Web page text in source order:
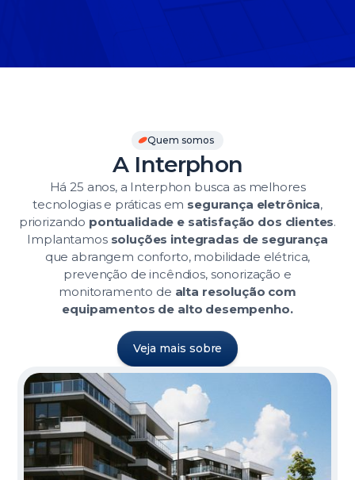
Quem somos
A Interphon
Há 25 anos, a Interphon busca as melhores
tecnologias e práticas em segurança eletrônica,
priorizando pontualidade e satisfação dos clientes.
Implantamos soluções integradas de segurança
que abrangem conforto, mobilidade elétrica,
prevenção de incêndios, sonorização e
monitoramento de alta resolução com
equipamentos de alto desempenho.
Veja mais sobre